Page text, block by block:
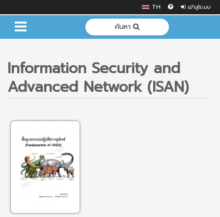
TH เข้าสู่ระบบ
ค้นหา
Information Security and
Advanced Network (ISAN)